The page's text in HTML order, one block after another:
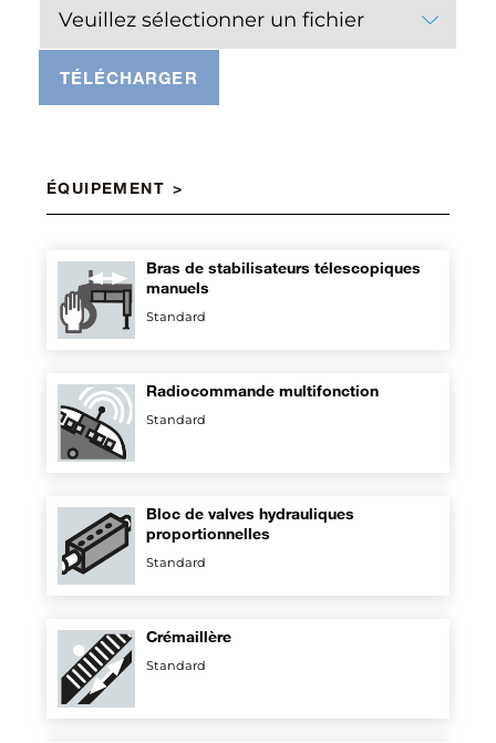
Veuillez sélectionner un fichier
TÉLÉCHARGER
ÉQUIPEMENT
Bras de stabilisateurs télescopiques
manuels
Standard
Radiocommande multifonction
Standard
Bloc de valves hydrauliques
proportionnelles
Standard
Crémaillère
Standard